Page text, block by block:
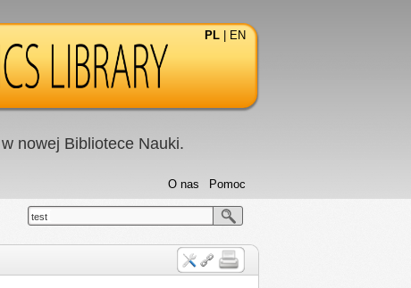
PL EN
nowej Bibliotece Nauki.
Pomoc
O nas
test